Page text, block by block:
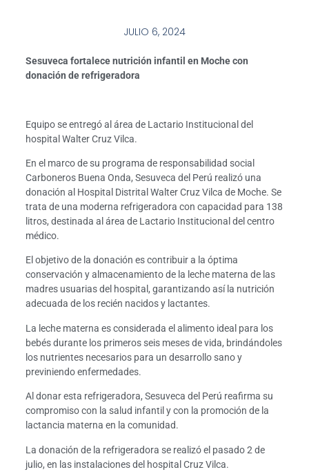
JULIO 6, 2024
Sesuveca fortalece nutrición infantil en Moche con
donación de refrigeradora
Equipo se entregó al área de Lactario Institucional del
hospital Walter Cruz Vilca.
En el marco de su programa de responsabilidad social
Carboneros Buena Onda, Sesuveca del Perú realizó una
donación al Hospital Distrital Walter Cruz Vilca de Moche. Se
trata de una moderna refrigeradora con capacidad para 138
litros, destinada al área de Lactario Institucional del centro
médico.
El objetivo de la donación es contribuir a la óptima
conservación y almacenamiento de la leche materna de las
madres usuarias del hospital, garantizando así la nutrición
adecuada de los recién nacidos y lactantes.
La leche materna es considerada el alimento ideal para los
bebés durante los primeros seis meses de vida, brindándoles
los nutrientes necesarios para un desarrollo sano y
previniendo enfermedades.
Al donar esta refrigeradora, Sesuveca del Perú reafirma su
compromiso con la salud infantil y con la promoción de la
lactancia materna en la comunidad.
La donación de la refrigeradora se realizó el pasado 2 de
julio, en las instalaciones del hospital Cruz Vilca.